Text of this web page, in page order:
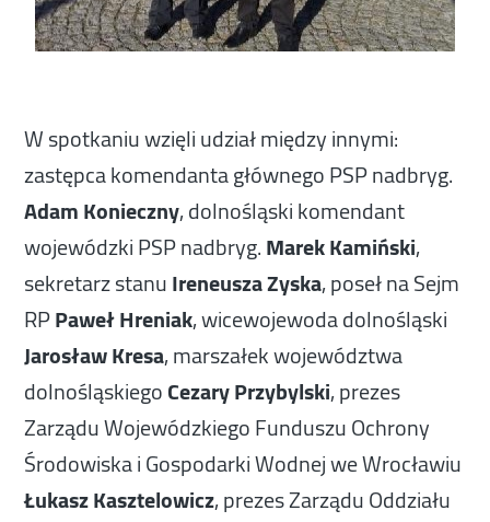
W spotkaniu wzięli udział między innymi:
zastępca komendanta głównego PSP nadbryg.
Adam Konieczny, dolnośląski komendant
wojewódzki PSP nadbryg.Marek Kamiński,
sekretarz stanuIreneusza Zyska, poseł na Sejm
RPPaweł Hreniak, wicewojewoda dolnośląski
Jarosław Kresa, marszałek województwa
dolnośląskiegoCezary Przybylski, prezes
Zarządu Wojewódzkiego Funduszu Ochrony
Środowiska i Gospodarki Wodnej we Wrocławiu
Łukasz Kasztelowicz, prezes Zarządu Oddziału